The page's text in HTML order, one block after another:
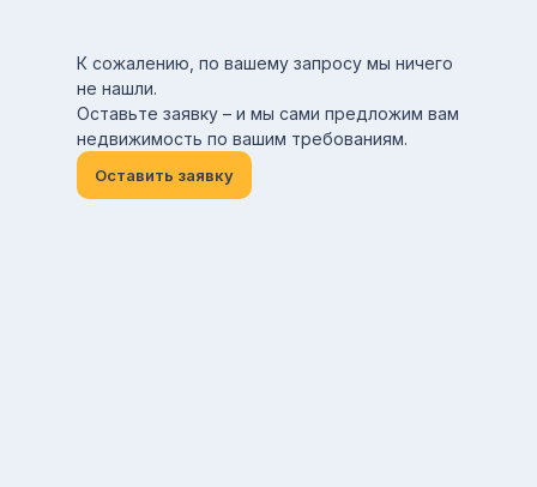
К сожалению, по вашему запросу мы ничего
не нашли.
Оставьте заявку – и мы сами предложим вам
недвижимость по вашим требованиям.
Оставить заявку